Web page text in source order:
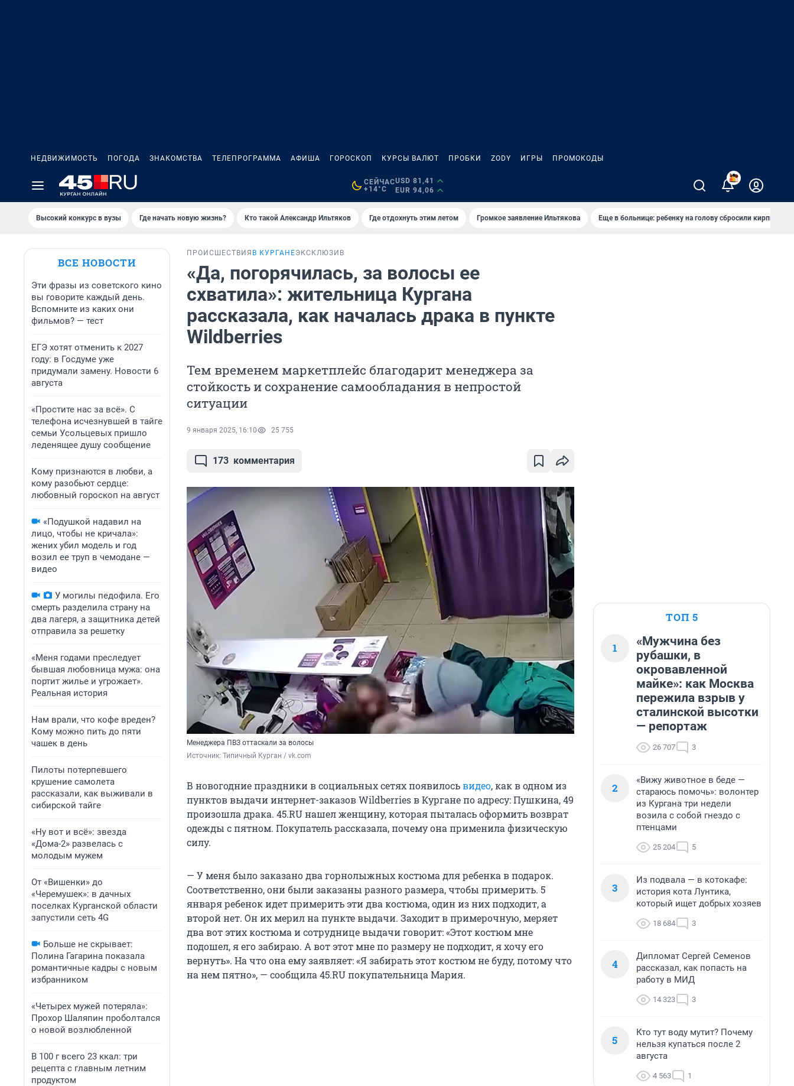
НЕДВИЖИМОСТЬ ПОГОДА ЗНАКОМСТВА ТЕЛЕПРОГРАММА АФИША ГОРОСКОП КУРСЫ ВАЛЮТ ПРОБКИ ZODY ИГРЫ ПРОМОКОДЫ
СЕЙЧАС
+14°C
USD 81,41
EUR 94,06
2
Высокий конкурс в вузы Где начать новую жизнь? Кто такой Александр Ильтяков Где отдохнуть этим летом Громкое заявление Ильтякова Еще в больнице: ребенку на голову сбросили кирпич
ВСЕ НОВОСТИ
Эти фразы из советского кино
вы говорите каждый день.
Вспомните из каких они
фильмов? — тест
ЕГЭ хотят отменить к 2027
году: в Госдуме уже
придумали замену. Новости 6
августа
«Простите нас за всё». С
телефона исчезнувшей в тайге
семьи Усольцевых пришло
леденящее душу сообщение
Кому признаются в любви, а
кому разобьют сердце:
любовный гороскоп на август
«Подушкой надавил на
лицо, чтобы не кричала»:
жених убил модель и год
возил ее труп в чемодане —
видео
У могилы педофила. Его
смерть разделила страну на
два лагеря, а защитника детей
отправила за решетку
«Меня годами преследует
бывшая любовница мужа: она
портит жилье и угрожает».
Реальная история
Нам врали, что кофе вреден?
Кому можно пить до пяти
чашек в день
Пилоты потерпевшего
крушение самолета
рассказали, как выживали в
сибирской тайге
«Ну вот и всё»: звезда
«Дома-2» развелась с
молодым мужем
От «Вишенки» до
«Черемушек»: в дачных
поселках Курганской области
запустили сеть 4G
Больше не скрывает:
Полина Гагарина показала
романтичные кадры с новым
избранником
«Четырех мужей потеряла»:
Прохор Шаляпин проболтался
о новой возлюбленной
В 100 г всего 23 ккал: три
рецепта с главным летним
продуктом
ПРОИСШЕСТВИЯ В КУРГАНЕЭКСКЛЮЗИВ
«Да, погорячилась, за волосы ее
схватила»: жительница Кургана
рассказала, как началась драка в пункте
Wildberries
Тем временем маркетплейс благодарит менеджера за
стойкость и сохранение самообладания в непростой
ситуации
9 января 2025, 16:10 25 755
173 комментария
Менеджера ПВЗ оттаскали за волосы
Источник: Типичный Курган / vk.com
В новогодние праздники в социальных сетях появилосьвидео, как в одном из
пунктов выдачи интернет-заказов Wildberries в Кургане по адресу: Пушкина, 49
произошла драка. 45.RU нашел женщину, которая пыталась оформить возврат
одежды с пятном. Покупатель рассказала, почему она применила физическую
силу.
— У меня было заказано два горнолыжных костюма для ребенка в подарок.
Соответственно, они были заказаны разного размера, чтобы примерить. 5
января ребенок идет примерить эти два костюма, один из них подходит, а
второй нет. Он их мерил на пункте выдачи. Заходит в примерочную, меряет
два вот этих костюма и сотруднице выдачи говорит: «Этот костюм мне
подошел, я его забираю. А вот этот мне по размеру не подходит, я хочу его
вернуть». На что она ему заявляет: «Я забирать этот костюм не буду, потому что
на нем пятно», — сообщила 45.RU покупательница Мария.
ТОП 5
1
«Мужчина без
рубашки, в
окровавленной
майке»: как Москва
пережила взрыв у
сталинской высотки
— репортаж
26 707 3
2
«Вижу животное в беде —
стараюсь помочь»: волонтер
из Кургана три недели
возила с собой гнездо с
птенцами
25 204 5
3
Из подвала — в котокафе:
история кота Лунтика,
который ищет добрых хозяев
18 684 3
4
Дипломат Сергей Семенов
рассказал, как попасть на
работу в МИД
14 323 3
5
Кто тут воду мутит? Почему
нельзя купаться после 2
августа
4 563 1